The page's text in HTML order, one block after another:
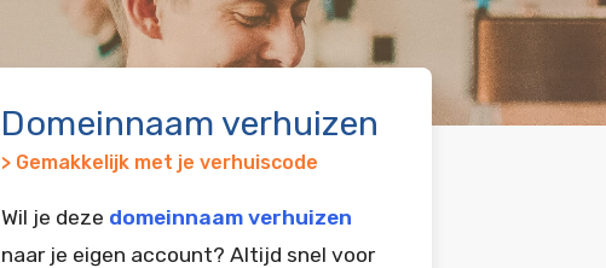
Domeinnaam verhuizen
> Gemakkelijk met je verhuiscode
Wil je deze domeinnaam verhuizen
naar je eigen account? Altijd snel voor